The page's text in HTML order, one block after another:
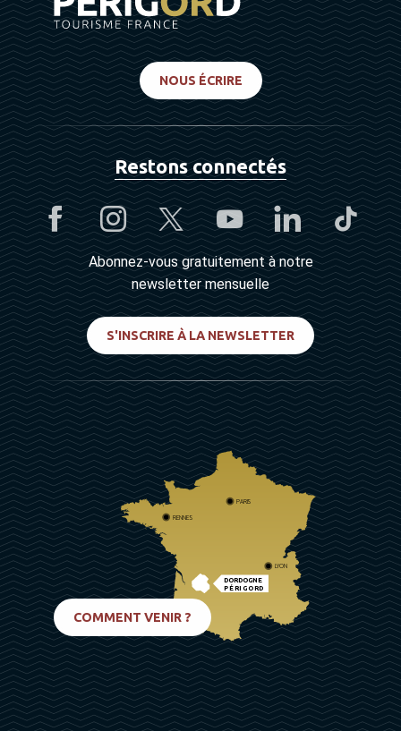
NOUS ÉCRIRE
Restons connectés
Abonnez-vous gratuitement à notre
newsletter mensuelle
S'INSCRIRE À LA NEWSLETTER
DORDOGNE
PÉRIGORD
PARIS
RENNES
LYON
COMMENT VENIR ?